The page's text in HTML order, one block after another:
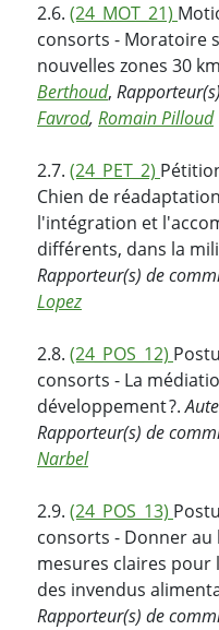
2.6. (24_MOT_21)
consorts - Moratoire
nouvelles zones 30
Berthoud,
Favrod, Romain Pilloud
2.7. (24_PET_2)
Chien de
l'intégration et
différents, dans la
Rapporteur(s) de
Lopez
2.8. (24_POS_12)
consorts - La
développement ?.
Rapporteur(s) de
Narbel
2.9. (24_POS_13)
consorts - Donner au
mesures claires
des invendus
Rapporteur(s) de